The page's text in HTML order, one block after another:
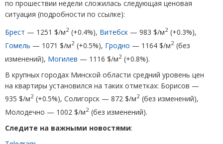
по прошествии недели сложилась следующая ценовая
ситуация (подробности по ссылке):
Брест — 1251 $/м2 (+0.4%), Витебск — 983 $/м2 (+0.3%),
Гомель — 1071 $/м2 (+0.5%), Гродно — 1164 $/м2 (без
изменений), Могилев — 1116 $/м2 (+0.8%).
В крупных городах Минской области средний уровень цен
на квартиры установился на таких отметках: Борисов —
935 $/м2 (+0.5%), Солигорск — 872 $/м2 (без изменений),
Молодечно — 1002 $/м2 (без изменений).
Следите на важными новостями: